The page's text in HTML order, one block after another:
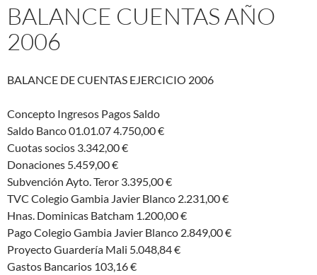
BALANCE CUENTAS AÑO
2006
BALANCE DE CUENTAS EJERCICIO 2006
Concepto Ingresos Pagos Saldo
Saldo Banco 01.01.07 4.750,00 €
Cuotas socios 3.342,00 €
Donaciones 5.459,00 €
Subvención Ayto. Teror 3.395,00 €
TVC Colegio Gambia Javier Blanco 2.231,00 €
Hnas. Dominicas Batcham 1.200,00 €
Pago Colegio Gambia Javier Blanco 2.849,00 €
Proyecto Guarderí­a Mali 5.048,84 €
Gastos Bancarios 103,16 €